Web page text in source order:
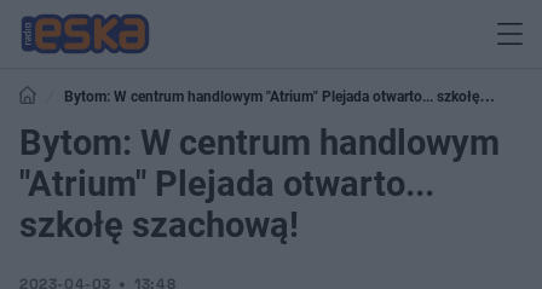
Bytom: W centrum handlowym "Atrium" Plejada otwarto... szkołę
szachową!
Bytom: W centrum handlowym
"Atrium" Plejada otwarto...
szkołę szachową!
2023-04-03 13:48